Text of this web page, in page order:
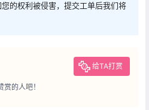
的权利被侵害，提交工单后我们将
给TA打赏
的人吧！